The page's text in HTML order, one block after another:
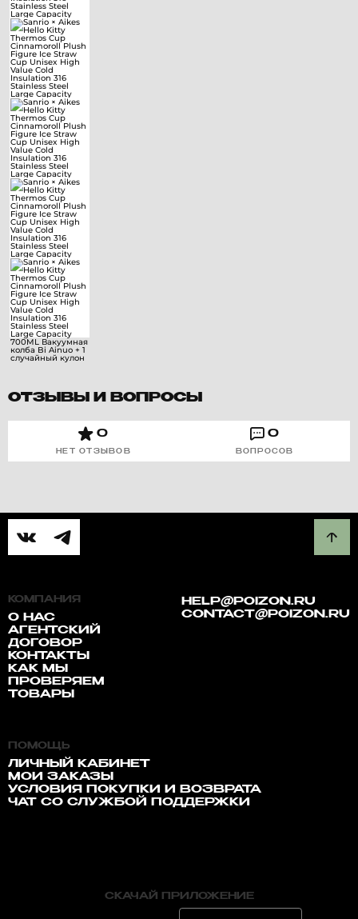
ОТЗЫВЫ И ВОПРОСЫ
0
НЕТ ОТЗЫВОВ
0
ВОПРОСОВ
КОМПАНИЯ
О НАС
АГЕНТСКИЙ
ДОГОВОР
КОНТАКТЫ
КАК МЫ
ПРОВЕРЯЕМ
ТОВАРЫ
HELP@POIZON.RU
CONTACT@POIZON.RU
ПОМОЩЬ
ЛИЧНЫЙ КАБИНЕТ
МОИ ЗАКАЗЫ
УСЛОВИЯ ПОКУПКИ И ВОЗВРАТА
ЧАТ СО СЛУЖБОЙ ПОДДЕРЖКИ
СКАЧАЙ ПРИЛОЖЕНИЕ